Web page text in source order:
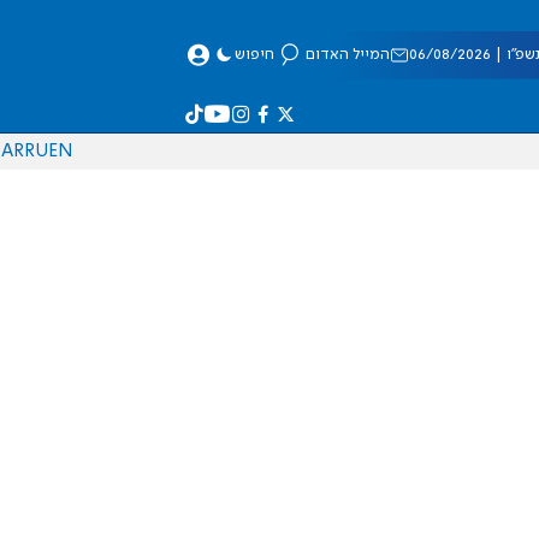
08/2026 המייל האדום חיפוש
EN
RU
AR